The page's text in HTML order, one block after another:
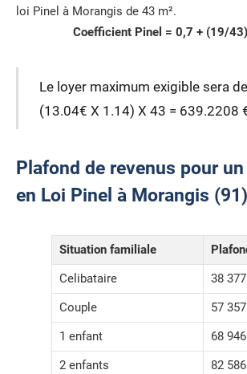
loi Pinel à Morangis de 43 m².
Coefficient Pinel = 0,7 + (19/
Le loyer maximum exigible sera
(13.04€ X 1.14) X 43 = 639.2208
Plafond de revenus pour
en Loi Pinel à Morangis (91)
Situation familiale
Celibataire
38
Couple
57
1 enfant
68
2 enfants
82